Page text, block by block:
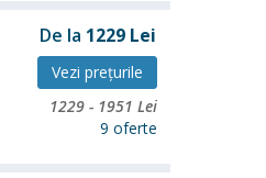
De la 1229 Lei
Vezi preţurile
1229 - 1951 Lei
9 oferte